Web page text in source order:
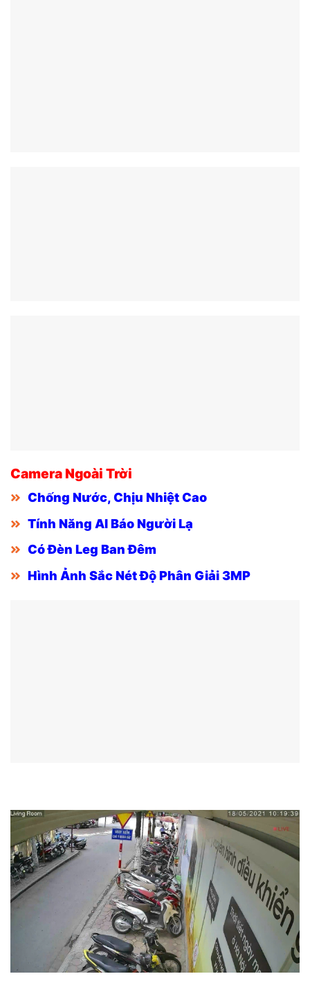
Camera Ngoài Trời
Chống Nước, Chịu Nhiệt Cao
Tính Năng AI Báo Người Lạ
Có Đèn Leg Ban Đêm
Hình Ảnh Sắc Nét Độ Phân Giải 3MP